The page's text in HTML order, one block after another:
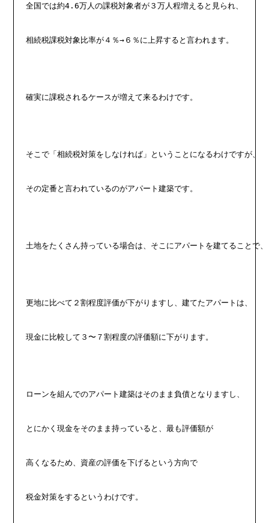
全国では約4.6万人の課税対象者が３万人程増えると見られ、
相続税課税対象比率が４％→６％に上昇すると言われます。
確実に課税されるケースが増えて来るわけです。
そこで「相続税対策をしなければ」ということになるわけですが、
その定番と言われているのがアパート建築です。
土地をたくさん持っている場合は、そこにアパートを建てることで、
更地に比べて２割程度評価が下がりますし、建てたアパートは、
現金に比較して３〜７割程度の評価額に下がります。
ローンを組んでのアパート建築はそのまま負債となりますし、
とにかく現金をそのまま持っていると、最も評価額が
高くなるため、資産の評価を下げるという方向で
税金対策をするというわけです。